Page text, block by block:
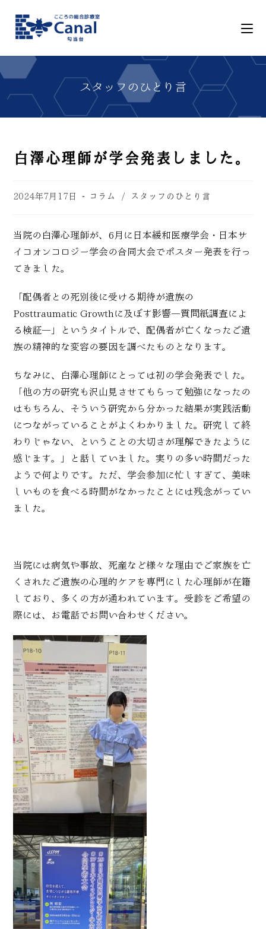
白澤心理師が学会発表しました。
2024年7月17日 コラム / スタッフのひとり言
当院の白澤心理師が、6月に日本緩和医療学会・日本サ
イコオンコロジー学会の合同大会でポスター発表を行っ
てきました。
「配偶者との死別後に受ける期待が遺族の
Posttraumatic Growthに及ぼす影響―質問紙調査によ
る検証―」というタイトルで、配偶者が亡くなったご遺
族の精神的な変容の要因を調べたものとなります。
ちなみに、白澤心理師にとっては初の学会発表でした。
「他の方の研究も沢山見させてもらって勉強になったの
はもちろん、そういう研究から分かった結果が実践活動
につながっていることがよくわかりました。研究して終
わりじゃない、ということの大切さが理解できたように
感じます。」と話していました。実りの多い時間だった
ようで何よりです。ただ、学会参加に忙しすぎて、美味
しいものを食べる時間がなかったことには残念がってい
ました。
当院には病気や事故、死産など様々な理由でご家族を亡
くされたご遺族の心理的ケアを専門にした心理師が在籍
しており、多くの方が通われています。受診をご希望の
際には、お電話でお問い合わせください。